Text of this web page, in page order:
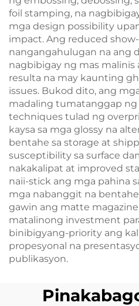
foil stamping, na
mga design possibility
impact. Ang reduced
nangangahulugan na ang
nagbibigay ng mas malinis
resulta na may kaunting
issues. Bukod dito, ang
madaling tumatanggap
techniques tulad ng
kaysa sa mga glossy na
bentahe sa storage at
susceptibility sa surface
nakakalipat at improved
naii-stick ang mga pahina
mga nabanggit na
gawin ang matte
matalinong investment
binibigyang-priority ang
propesyonal na
publikasyon.